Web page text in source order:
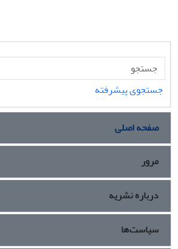
جستجوی پیشرفته
صفحه اصلی
مرور
درباره نشریه
سیاست‌ها